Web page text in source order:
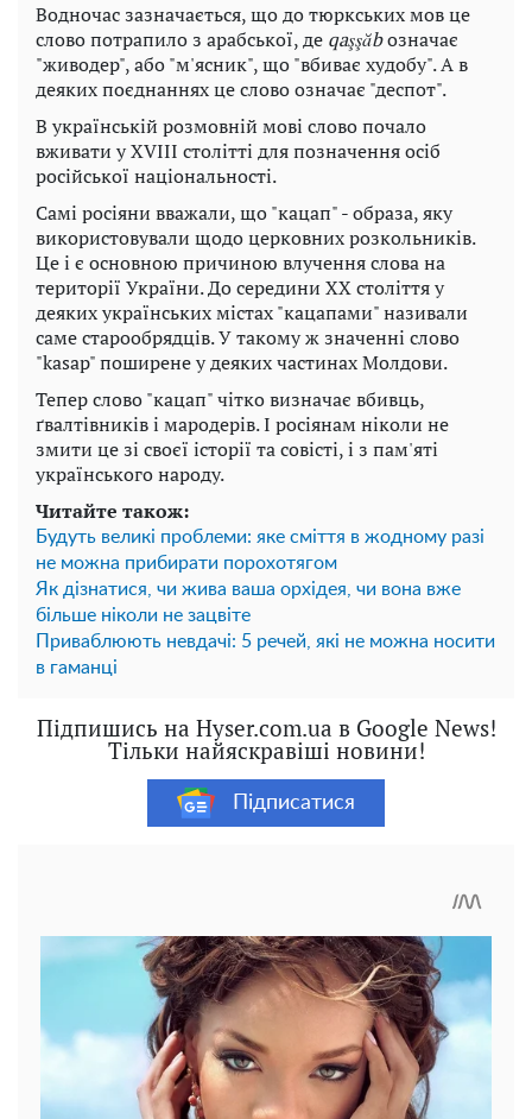
Водночас зазначається, що до тюркських мов це
слово потрапило з арабської, де qaşşăbозначає
"живодер", або "м'ясник", що "вбиває худобу". А в
деяких поєднаннях це слово означає "деспот".
В українській розмовній мові слово почало
вживати у XVIII столітті для позначення осіб
російської національності.
Самі росіяни вважали, що "кацап" - образа, яку
використовували щодо церковних розкольників.
Це і є основною причиною влучення слова на
території України. До середини XX століття у
деяких українських містах "кацапами" називали
саме старообрядців. У такому ж значенні слово
"kasap" поширене у деяких частинах Молдови.
Тепер слово "кацап" чітко визначає вбивць,
ґвалтівників і мародерів. І росіянам ніколи не
змити це зі своєї історії та совісті, і з пам'яті
українського народу.
Читайте також:
Будуть великі проблеми: яке сміття в жодному разі
не можна прибирати порохотягом
Як дізнатися, чи жива ваша орхідея, чи вона вже
більше ніколи не зацвіте
Приваблюють невдачі: 5 речей, які не можна носити
в гаманці
Підпишись на Hyser.com.ua в Google News!
Тільки найяскравіші новини!
Підписатися